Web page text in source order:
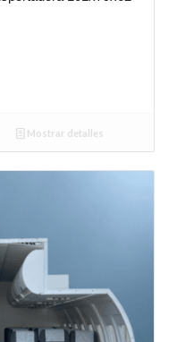
Mostrar detalles